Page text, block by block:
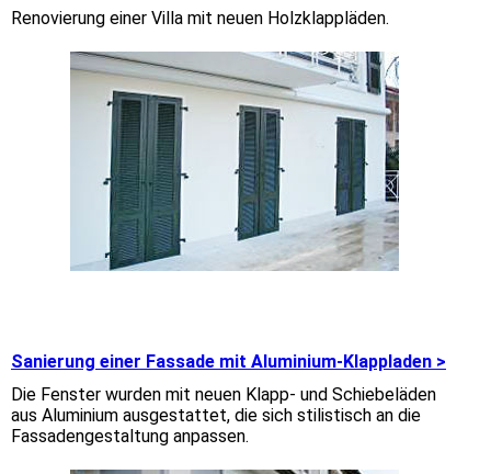
Renovierung einer Villa mit neuen Holzklappläden.
Sanierung einer Fassade mit Aluminium-Klappladen >
Die Fenster wurden mit neuen Klapp- und Schiebeläden
aus Aluminium ausgestattet, die sich stilistisch an die
Fassadengestaltung anpassen.